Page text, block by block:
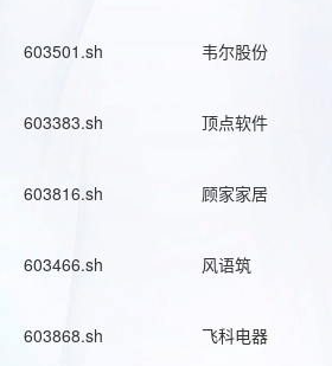
603501.sh 韦尔股份
603383.sh 顶点软件
603816.sh 顾家家居
603466.sh 风语筑
603868.sh 飞科电器